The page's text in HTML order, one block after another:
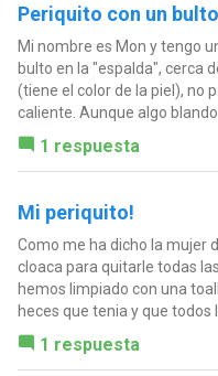
Periquito con un
Mi nombre es Mon y tengo
bulto en la "espalda", cerca
(tiene el color de la piel), no
caliente. Aunque algo
1 respuesta
Mi periquito!
Como me ha dicho la mujer
cloaca para quitarle todas
hemos limpiado con una
heces que tenia y que todos
1 respuesta